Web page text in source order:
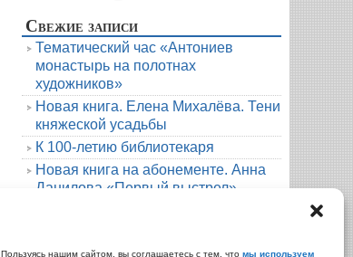
Пользуясь нашим сайтом, вы соглашаетесь с тем, что мы используем
Свежие записи
Тематический час «Антониев
монастырь на полотнах
художников»
Новая книга. Елена Михалёва. Тени
княжеской усадьбы
К 100-летию библиотекаря
Новая книга на абонементе. Анна
Данилова «Первый выстрел»